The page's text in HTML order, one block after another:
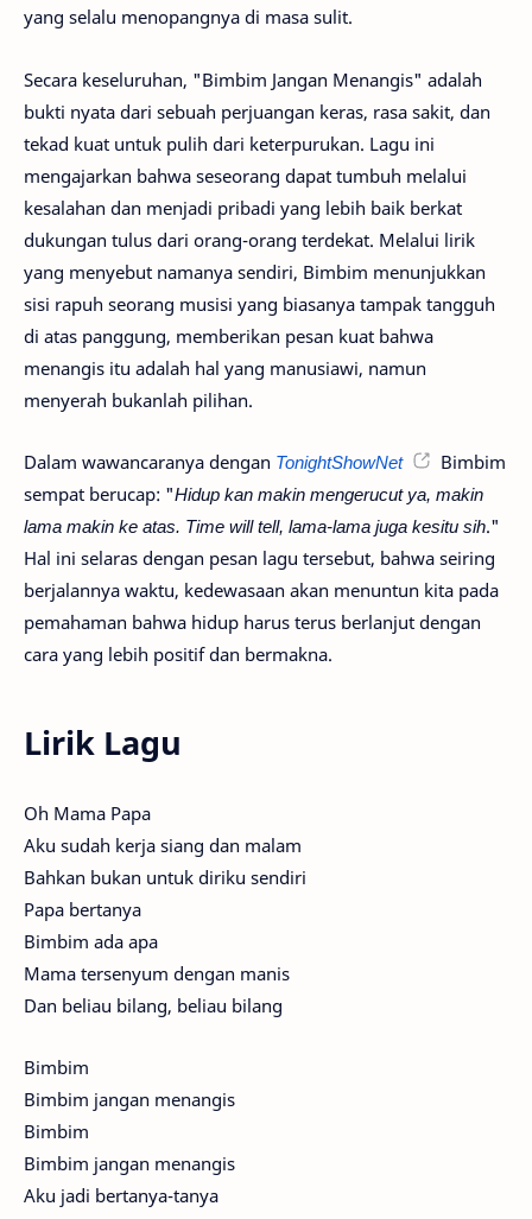
yang selalu menopangnya di masa sulit.
Secara keseluruhan, "Bimbim Jangan Menangis" adalah
bukti nyata dari sebuah perjuangan keras, rasa sakit, dan
tekad kuat untuk pulih dari keterpurukan. Lagu ini
mengajarkan bahwa seseorang dapat tumbuh melalui
kesalahan dan menjadi pribadi yang lebih baik berkat
dukungan tulus dari orang-orang terdekat. Melalui lirik
yang menyebut namanya sendiri, Bimbim menunjukkan
sisi rapuh seorang musisi yang biasanya tampak tangguh
di atas panggung, memberikan pesan kuat bahwa
menangis itu adalah hal yang manusiawi, namun
menyerah bukanlah pilihan.
Dalam wawancaranya dengan TonightShowNet
Bimbim
sempat berucap: "Hidup kan makin mengerucut ya, makin
lama makin ke atas. Time will tell, lama-lama juga kesitu sih."
Hal ini selaras dengan pesan lagu tersebut, bahwa seiring
berjalannya waktu, kedewasaan akan menuntun kita pada
pemahaman bahwa hidup harus terus berlanjut dengan
cara yang lebih positif dan bermakna.
Lirik Lagu
Oh Mama Papa
Aku sudah kerja siang dan malam
Bahkan bukan untuk diriku sendiri
Papa bertanya
Bimbim ada apa
Mama tersenyum dengan manis
Dan beliau bilang, beliau bilang
Bimbim
Bimbim jangan menangis
Bimbim
Bimbim jangan menangis
Aku jadi bertanya-tanya